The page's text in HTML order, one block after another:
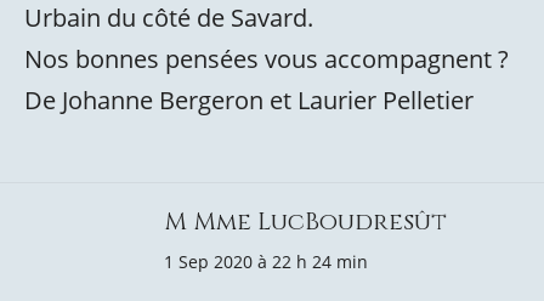
Urbain du côté de Savard.
Nos bonnes pensées vous accompagnent ?
De Johanne Bergeron et Laurier Pelletier
M Mme LucBoudresût
1 Sep 2020 à 22 h 24 min